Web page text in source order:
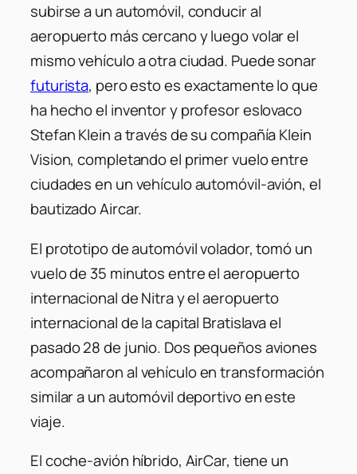
subirse a un automóvil, conducir al
aeropuerto más cercano y luego volar el
mismo vehículo a otra ciudad. Puede sonar
futurista, pero esto es exactamente lo que
ha hecho el inventor y profesor eslovaco
Stefan Klein a través de su compañía Klein
Vision, completando el primer vuelo entre
ciudades en un vehículo automóvil-avión, el
bautizado Aircar.
El prototipo de automóvil volador, tomó un
vuelo de 35 minutos entre el aeropuerto
internacional de Nitra y el aeropuerto
internacional de la capital Bratislava el
pasado 28 de junio. Dos pequeños aviones
acompañaron al vehículo en transformación
similar a un automóvil deportivo en este
viaje.
El coche-avión híbrido, AirCar, tiene un